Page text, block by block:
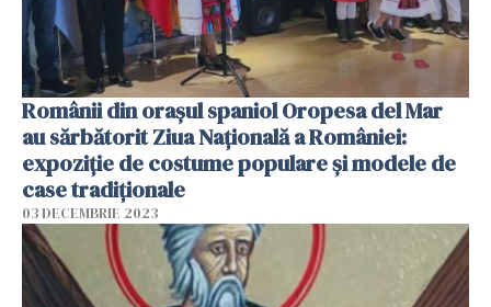
Românii din orașul spaniol Oropesa del Mar
au sărbătorit Ziua Națională a României:
expoziție de costume populare și modele de
case tradiționale
03 DECEMBRIE 2023